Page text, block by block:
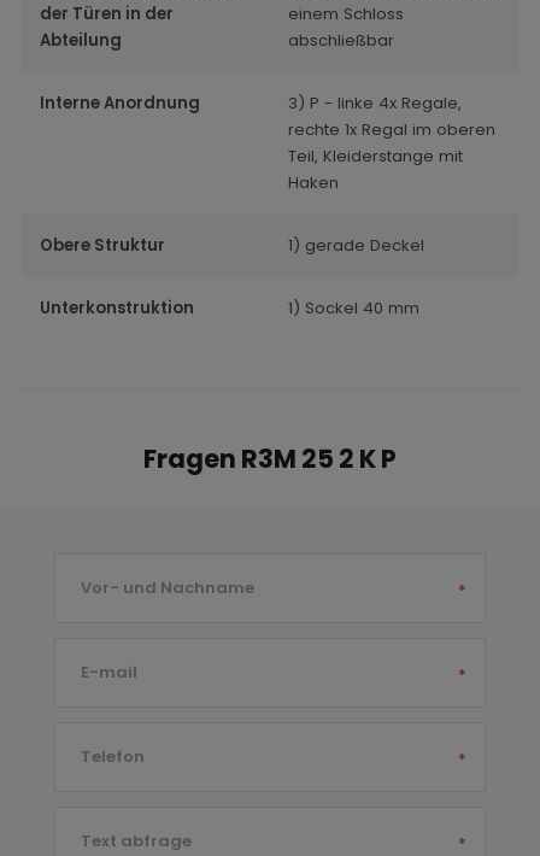
der Türen in der
Abteilung
einem Schloss
abschließbar
Interne Anordnung
3) P - linke 4x Regale,
rechte 1x Regal im oberen
Teil, Kleiderstange mit
Haken
Obere Struktur 1) gerade Deckel
Unterkonstruktion 1) Sockel 40 mm
Fragen R3M 25 2 K P
Vor- und Nachname *
E-mail *
Telefon *
Text abfrage *